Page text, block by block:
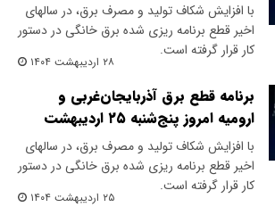
با افزایش شکاف تولید و مصرف برق، در سالهای
اخیر قطع برنامه ریزی شده برق خانگی در دستور
کار قرار گرفته است.
۲۸ اردیبهشت ۱۴۰۴
برنامه قطع برق آذربایجان‌غربی و
ارومیه امروز پنج‌شنبه ۲۵ اردیبهشت
با افزایش شکاف تولید و مصرف برق، در سالهای
اخیر قطع برنامه ریزی شده برق خانگی در دستور
کار قرار گرفته است.
۲۵ اردیبهشت ۱۴۰۴